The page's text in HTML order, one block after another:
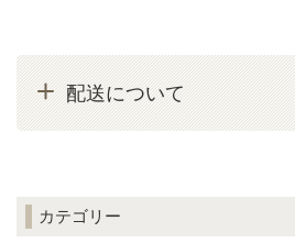
配送について
カテゴリー